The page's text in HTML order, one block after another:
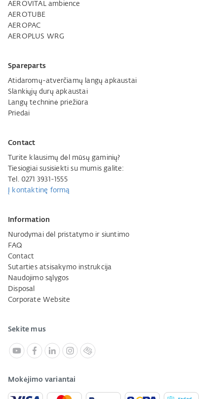
AEROVITAL ambience
AEROTUBE
AEROPAC
AEROPLUS WRG
Spareparts
Atidaromų-atverčiamų langų apkaustai
Slankiųjų durų apkaustai
Langų techninė priežiūra
Priedai
Contact
Turite klausimų dėl mūsų gaminių?
Tiesiogiai susisiekti su mumis galite:
Tel. 0271 3931-1555
Į kontaktinę formą
Information
Nurodymai dėl pristatymo ir siuntimo
FAQ
Contact
Sutarties atsisakymo instrukcija
Naudojimo sąlygos
Disposal
Corporate Website
Sekite mus
Mokėjimo variantai